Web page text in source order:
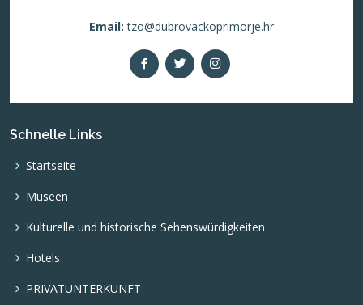
Email: tzo@dubrovackoprimorje.hr
Schnelle Links
Startseite
Museen
Kulturelle und historische Sehenswürdigkeiten
Hotels
PRIVATUNTERKUNFT